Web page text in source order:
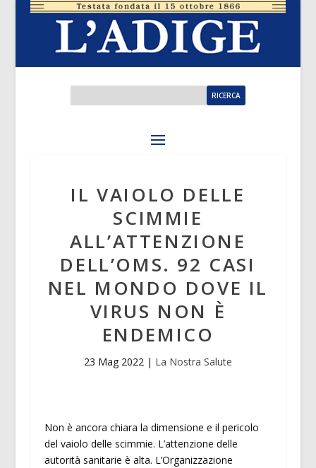
IL VAIOLO DELLE
SCIMMIE
ALL’ATTENZIONE
DELL’OMS. 92 CASI
NEL MONDO DOVE IL
VIRUS NON È
ENDEMICO
23 Mag 2022| La Nostra Salute
Non è ancora chiara la dimensione e il pericolo
del vaiolo delle scimmie. L’attenzione delle
autorità sanitarie è alta. L’Organizzazione